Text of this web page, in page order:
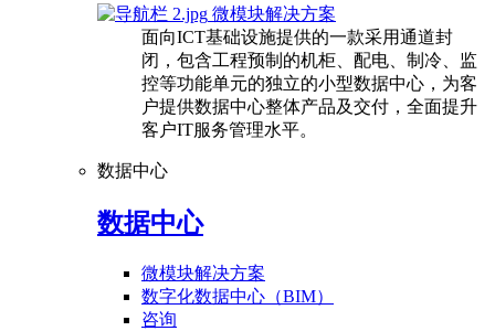
微模块解决方案
面向ICT基础设施提供的一款采用通道封
闭，包含工程预制的机柜、配电、制冷、监
控等功能单元的独立的小型数据中心，为客
户提供数据中心整体产品及交付，全面提升
客户IT服务管理水平。
数据中心
数据中心
微模块解决方案
数字化数据中心（BIM）
咨询